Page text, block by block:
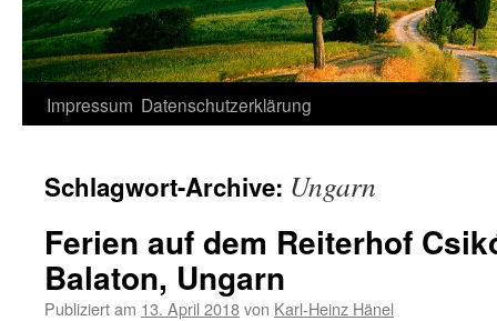
Zum
springen
Impressum Datenschutzerklärung
Schlagwort-Archive: Ungarn
Ferien auf dem Reiterhof
Balaton, Ungarn
Publiziert am 13. April 2018von Karl-Heinz Hänel